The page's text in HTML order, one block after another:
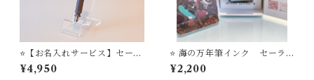
⭐️【お名入れサービス】セーラ
ー万年筆 アジャスト万年
筆 ’TUZU’
¥4,950
⭐️ 海の万年筆インク セーラ
ー万年筆 Sybash
¥2,200